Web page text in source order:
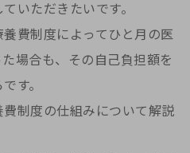
いただきたいです。
費制度によってひと月の医
場合も、その自己負担額を
す。
制度の仕組みについて解説